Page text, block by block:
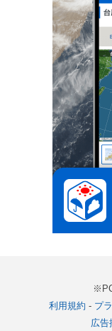
利用規約 - プ
広告